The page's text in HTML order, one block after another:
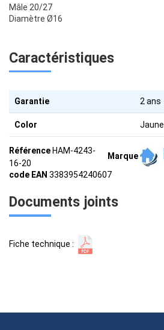
Mâle 20/27
Diamètre Ø16
Caractéristiques
Garantie 2 ans
Color Jaune
Marque
Référence HAM-4243-
16-20
code EAN 3383954240607
Documents joints
Fiche technique :